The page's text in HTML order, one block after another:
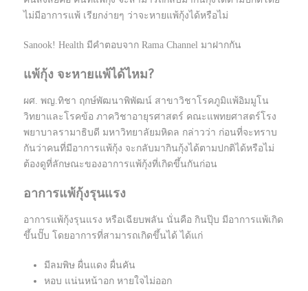
ไม่มีอาการแพ้ เรียกง่ายๆ ว่าจะหายแพ้กุ้งได้หรือไม่
Sanook! Health มีคำตอบจาก Rama Channel มาฝากกัน
แพ้กุ้ง จะหายแพ้ได้ไหม?
ผศ. พญ.ทิชา ฤกษ์พัฒนาพิพัฒน์ สาขาวิชาโรคภูมิแพ้อิมมูโน
วิทยาและโรคข้อ ภาควิชาอายุรศาสตร์ คณะแพทยศาสตร์โรง
พยาบาลรามาธิบดี มหาวิทยาลัยมหิดล กล่าวว่า ก่อนที่จะทราบ
กันว่าคนที่มีอาการแพ้กุ้ง จะกลับมากินกุ้งได้ตามปกติได้หรือไม่
ต้องดูที่ลักษณะของอาการแพ้กุ้งที่เกิดขึ้นกันก่อน
อาการแพ้กุ้งรุนแรง
อาการแพ้กุ้งรุนแรง หรือเฉียบพลัน นั่นคือ กินปุ๊บ มีอาการแพ้เกิด
ขึ้นปั๊บ โดยอาการที่สามารถเกิดขึ้นได้ ได้แก่
มีลมพิษ ผื่นแดง ผื่นคัน
หอบ แน่นหน้าอก หายใจไม่ออก